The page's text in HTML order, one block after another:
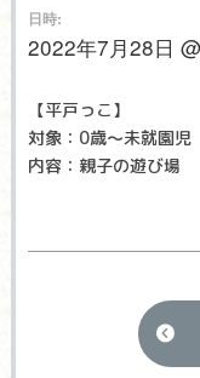
日時:
2022年7月28日
【平戸っこ】
対象：0歳～未就園児
内容：親子の遊び場